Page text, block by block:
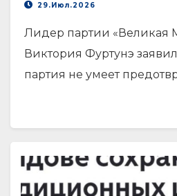
29.Июл.2026
Лидер партии «Великая
Виктория Фуртунэ
партия не умеет